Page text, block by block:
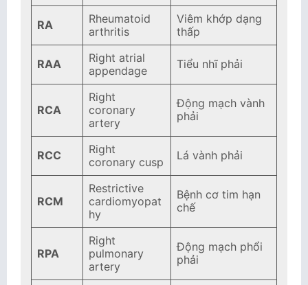
RA
Rheumatoid
arthritis
Viêm khớp dạng
thấp
RAA
Right atrial
appendage
Tiểu nhĩ phải
RCA
Right
coronary
artery
Động mạch vành
phải
RCC
Right
coronary cusp
Lá vành phải
RCM
Restrictive
cardiomyopat
hy
Bệnh cơ tim hạn
chế
RPA
Right
pulmonary
artery
Động mạch phổi
phải